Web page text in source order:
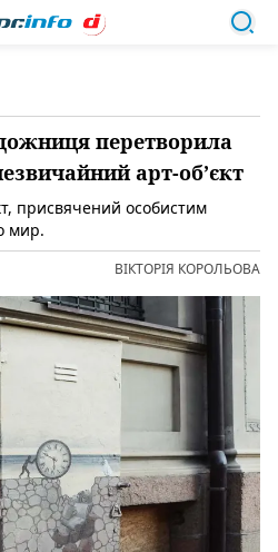
перетворила
арт-об’єкт
присвячений особистим
мир.
ВІКТОРІЯ КОРОЛЬОВА